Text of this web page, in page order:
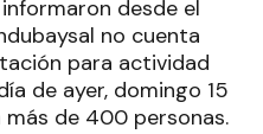
desde el
no cuenta
para actividad
de ayer, domingo 15
de 400 personas.